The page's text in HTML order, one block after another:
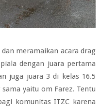
meramaikan acara drag
dengan juara pertama
juga juara 3 di kelas 16.5
yaitu om Farez. Tentu
komunitas ITZC karena